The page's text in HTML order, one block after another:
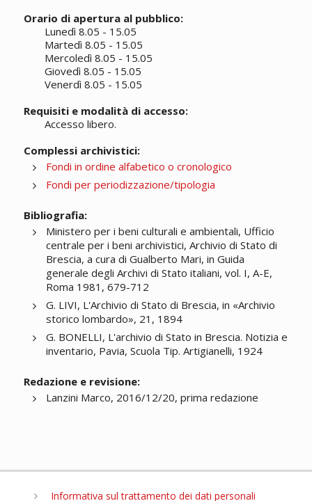
Orario di apertura al pubblico:
Lunedì 8.05 - 15.05
Martedì 8.05 - 15.05
Mercoledì 8.05 - 15.05
Giovedì 8.05 - 15.05
Venerdì 8.05 - 15.05
Requisiti e modalità di accesso:
Accesso libero.
Complessi archivistici:
Fondi in ordine alfabetico o cronologico
Fondi per periodizzazione/tipologia
Bibliografia:
Ministero per i beni culturali e ambientali, Ufficio
centrale per i beni archivistici, Archivio di Stato di
Brescia, a cura di Gualberto Mari, in Guida
generale degli Archivi di Stato italiani, vol. I, A-E,
Roma 1981, 679-712
G. LIVI, L'Archivio di Stato di Brescia, in «Archivio
storico lombardo», 21, 1894
G. BONELLI, L'archivio di Stato in Brescia. Notizia e
inventario, Pavia, Scuola Tip. Artigianelli, 1924
Redazione e revisione:
Lanzini Marco, 2016/12/20, prima redazione
Informativa sul trattamento dei dati personali